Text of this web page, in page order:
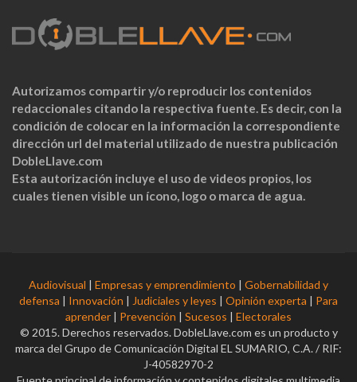
Autorizamos compartir y/o reproducir los contenidos
redaccionales citando la respectiva fuente. Es decir, con la
condición de colocar en la información la correspondiente
dirección url del material utilizado de nuestra publicación
DobleLlave.com
Esta autorización incluye el uso de videos propios, los
cuales tienen visible un ícono, logo o marca de agua.
Audiovisual | Empresas y emprendimiento | Gobernabilidad y
defensa | Innovación | Judiciales y leyes | Opinión experta | Para
aprender | Prevención | Sucesos | Electorales
© 2015. Derechos reservados. DobleLlave.com es un producto y
marca del Grupo de Comunicación Digital EL SUMARIO, C.A. / RIF:
J-40582970-2